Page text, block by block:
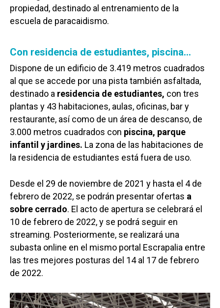
propiedad, destinado al entrenamiento de la
escuela de paracaidismo.
Con residencia de estudiantes, piscina…
Dispone de un edificio de 3.419 metros cuadrados
al que se accede por una pista también asfaltada,
destinado a residencia de estudiantes, con tres
plantas y 43 habitaciones, aulas, oficinas, bar y
restaurante, así como de un área de descanso, de
3.000 metros cuadrados con piscina, parque
infantil y jardines. La zona de las habitaciones de
la residencia de estudiantes está fuera de uso.
Desde el 29 de noviembre de 2021 y hasta el 4 de
febrero de 2022, se podrán presentar ofertas a
sobre cerrado. El acto de apertura se celebrará el
10 de febrero de 2022, y se podrá seguir en
streaming. Posteriormente, se realizará una
subasta online en el mismo portal Escrapalia entre
las tres mejores posturas del 14 al 17 de febrero
de 2022.